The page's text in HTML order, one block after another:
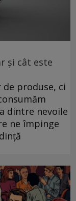
și cât este
produse, ci
dintre nevoile
ne împinge